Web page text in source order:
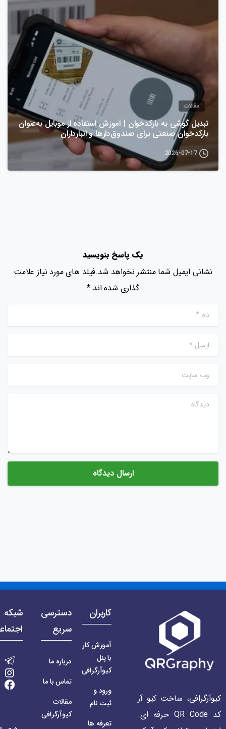
مقالات
تبدیل گوشی به بارکدخوان | آموزش استفاده از موبایل به‌عنوان
بارکدخوان صنعتی برای صندوق‌دارها و انبارداران
2026-07-17
یک پاسخ بنویسید
نشانی ایمیل شما منتشر نخواهد شد.فیلد های مورد نیاز علامت
گذاری شده اند *
نام*
ایمیل*
وب سایت
دیدگاه
کیوآرگرافی، ساخت کیو آر
کد QR Code حرفه ای.
کاربران
آموزش کار
با پنل
کیوآرگرافی
ورود و
ثبت نام
تعرفه ها
دسترسی
سریع
درباره ما
تماس با ما
مقالات
کیوآرگرافی